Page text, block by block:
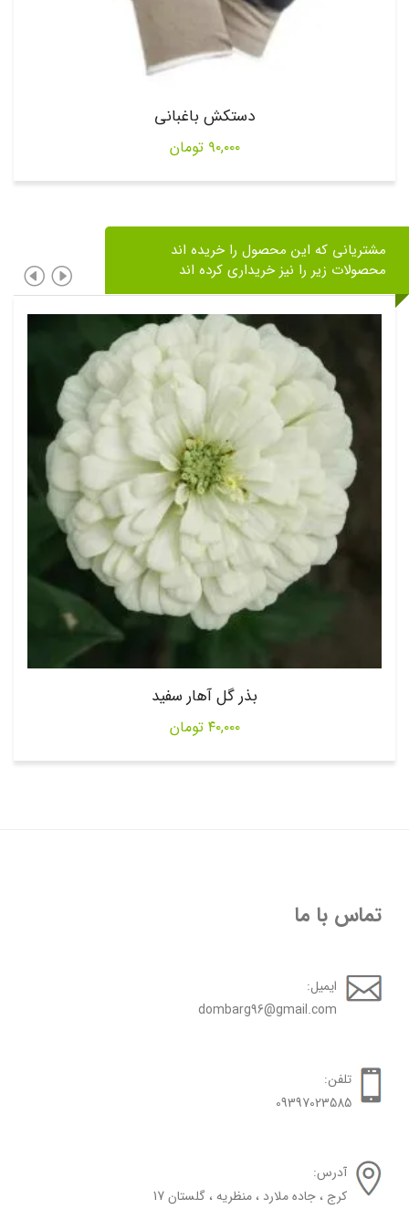
دستکش باغبانی
۹۰,۰۰۰ تومان
مشتریانی که این محصول را خریده اند
محصولات زیر را نیز خریداری کرده اند
بذر گل آهار سفید
۴۰,۰۰۰ تومان
تماس با ما
ایمیل:
dombarg96@gmail.com
تلفن:
09397023585
آدرس:
کرج ، جاده ملارد ، منظریه ، گلستان 17